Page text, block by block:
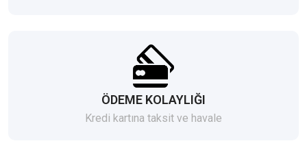
ÖDEME KOLAYLIĞI
Kredi kartına taksit ve havale